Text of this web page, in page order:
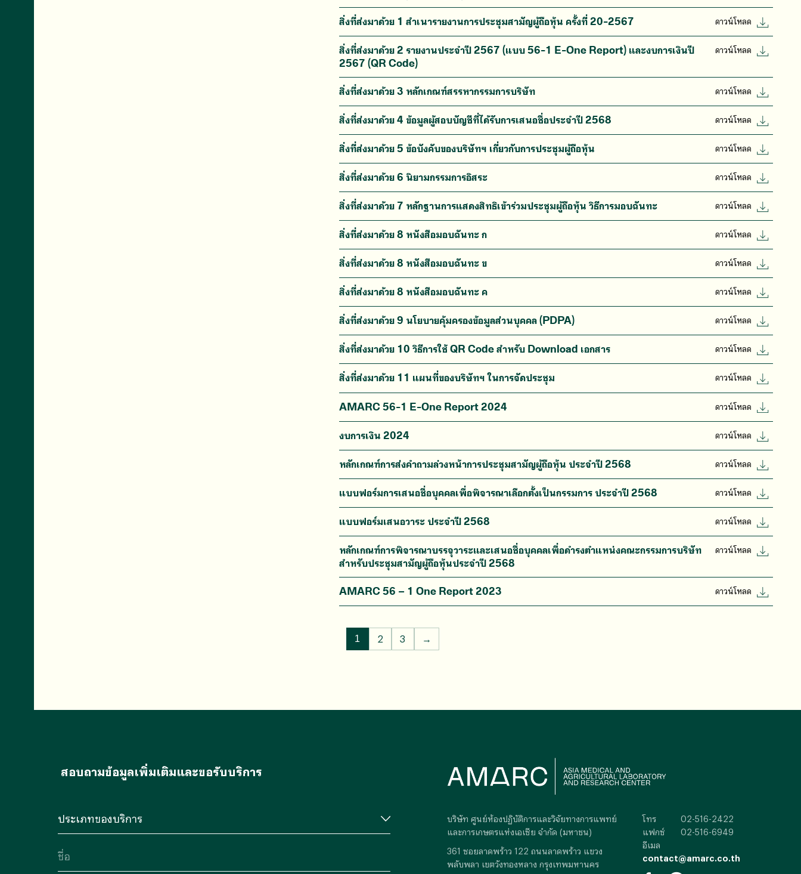
สิ่งที่ส่งมาด้วย 1 สำเนารายงานการประชุมสามัญผู้ถือหุ้น ครั้งที่ 20-2567 ดาวน์โหลด
สิ่งที่ส่งมาด้วย 2 รายงานประจำปี 2567 (แบบ 56-1 E-One Report) และงบการเงินปี
2567 (QR Code)
ดาวน์โหลด
สิ่งที่ส่งมาด้วย 3 หลักเกณฑ์สรรหากรรมการบริษัท ดาวน์โหลด
สิ่งที่ส่งมาด้วย 4 ข้อมูลผู้สอบบัญชีที่ได้รับการเสนอชื่อประจำปี 2568 ดาวน์โหลด
สิ่งที่ส่งมาด้วย 5 ข้อบังคับของบริษัทฯ เกี่ยวกับการประชุมผู้ถือหุ้น ดาวน์โหลด
สิ่งที่ส่งมาด้วย 6 นิยามกรรมการอิสระ ดาวน์โหลด
สิ่งที่ส่งมาด้วย 7 หลักฐานการแสดงสิทธิเข้าร่วมประชุมผู้ถือหุ้น วิธีการมอบฉันทะ ดาวน์โหลด
สิ่งที่ส่งมาด้วย 8 หนังสือมอบฉันทะ ก ดาวน์โหลด
สิ่งที่ส่งมาด้วย 8 หนังสือมอบฉันทะ ข ดาวน์โหลด
สิ่งที่ส่งมาด้วย 8 หนังสือมอบฉันทะ ค ดาวน์โหลด
สิ่งที่ส่งมาด้วย 9 นโยบายคุ้มครองข้อมูลส่วนบุคคล (PDPA) ดาวน์โหลด
สิ่งที่ส่งมาด้วย 10 วิธีการใช้ QR Code สำหรับ Download เอกสาร ดาวน์โหลด
สิ่งที่ส่งมาด้วย 11 แผนที่ของบริษัทฯ ในการจัดประชุม ดาวน์โหลด
AMARC 56-1 E-One Report 2024 ดาวน์โหลด
งบการเงิน 2024 ดาวน์โหลด
หลักเกณฑ์การส่งคำถามล่วงหน้าการประชุมสามัญผู้ถือหุ้น ประจำปี 2568 ดาวน์โหลด
แบบฟอร์มการเสนอชื่อบุคคลเพื่อพิจารณาเลือกตั้งเป็นกรรมการ ประจำปี 2568 ดาวน์โหลด
แบบฟอร์มเสนอวาระ ประจำปี 2568 ดาวน์โหลด
หลักเกณฑ์การพิจารณาบรรจุวาระและเสนอชื่อบุคคลเพื่อดำรงตำแหน่งคณะกรรมการบริษัท
สำหรับประชุมสามัญผู้ถือหุ้นประจำปี 2568
ดาวน์โหลด
AMARC 56 – 1 One Report 2023 ดาวน์โหลด
1 2 3 →
สอบถามข้อมูลเพิ่มเติมและขอรับบริการ
บริษัท ศูนย์ห้องปฏิบัติการและวิจัยทางการแพทย์
และการเกษตรแห่งเอเซีย จำกัด (มหาชน)
361 ซอยลาดพร้าว 122 ถนนลาดพร้าว แขวง
พลับพลา เขตวังทองหลาง กรุงเทพมหานคร
โทร
02-516-2422
แฟกซ์
02-516-6949
อีเมล
contact@amarc.co.th